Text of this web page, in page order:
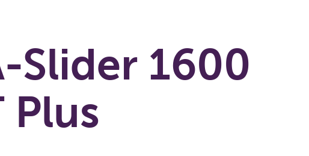
Slider 1600
Plus